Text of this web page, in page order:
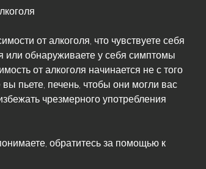
от алкоголя, что чувствуете себя
или обнаруживаете у себя симптомы
от алкоголя начинается не с того
пьете, печень, чтобы они могли вас
чрезмерного употребления
обратитесь за помощью к